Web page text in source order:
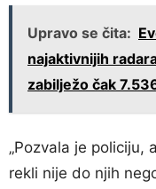
Upravo se čita:
najaktivnijih
zabilježo čak
„Pozvala je policiju,
rekli nije do njih